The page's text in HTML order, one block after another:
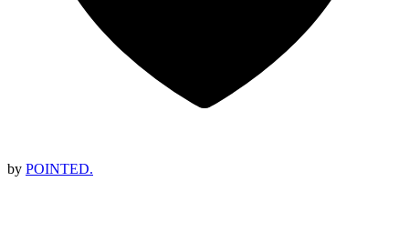
by POINTED.